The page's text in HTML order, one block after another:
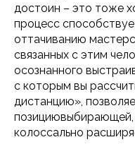
достоин – это тоже
процесс
оттачиванию
связанных с этим
осознанного
с которым вы
дистанцию»,
колоссально